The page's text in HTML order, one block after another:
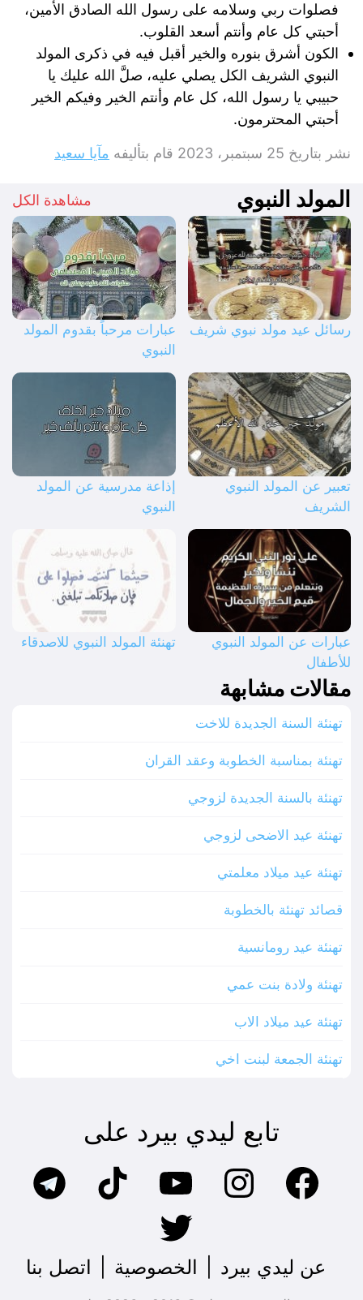
فصلوات ربي وسلامه على رسول الله الصادق الأمين،
أحبتي كل عام وأنتم أسعد القلوب.
الكون أشرق بنوره والخير أقبل فيه في ذكرى المولد
النبوي الشريف الكل يصلي عليه، صلَّ الله عليك يا
حبيبي يا رسول الله، كل عام وأنتم الخير وفيكم الخير
أحبتي المحترمون.
نشر بتاريخ 25 سبتمبر، 2023 قام بتأليفه مآيا سعيد
المولد النبوي مشاهدة الكل
رسائل عيد مولد نبوي شريف
عبارات مرحباً بقدوم المولد
النبوي
تعبير عن المولد النبوي
الشريف
إذاعة مدرسية عن المولد
النبوي
عبارات عن المولد النبوي
للأطفال
تهنئة المولد النبوي للاصدقاء
مقالات مشابهة
تهنئة السنة الجديدة للاخت
تهنئة بمناسبة الخطوبة وعقد القران
تهنئة بالسنة الجديدة لزوجي
تهنئة عيد الاضحى لزوجي
تهنئة عيد ميلاد معلمتي
قصائد تهنئة بالخطوبة
تهنئة عيد رومانسية
تهنئة ولادة بنت عمي
تهنئة عيد ميلاد الاب
تهنئة الجمعة لبنت اخي
تابع ليدي بيرد على
عن ليدي بيرد الخصوصية اتصل بنا